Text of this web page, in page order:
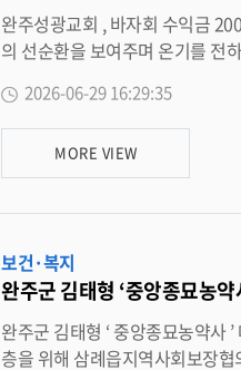
완주성광교회 , 바자회 수익금 200 만 원 기탁 용진읍에 전달 … “ 저소득 취약계층 맞춤 사업 사용 ” 완주성광교회가 지역 사회를 향한 나눔
의 선순환을 보여주며 온기를 전하고 있다 . 완주성광교회는 지난 24 일 용진읍 행정복지센터를 찾아 이웃돕기
익이 지역의 소외계층을 돕는 복지 재원으로 다시 환원되는 구조다 .
이웃을 위해 지갑을 열어준 교민들과 주민들의 정성에 감동했다 ” 며 “ 이
를 전했다 . 설선호 용진읍장은 “ 성광교회와 주민들이 함께 만들어낸 이 따뜻한 에너지가 용진읍 복지 사각지대를 촘촘하게 메우는 큰 힘이
될 것 ” 이라며 감사 인사를 전했다 . 이날 기탁된 성금은 전북사회복지공동모금회를 거쳐 용진읍의 저소득 취약계층 맞춤형 지원 사업에 사
2026-06-29 16:29:35
MORE VIEW
보건·복지
완주군 김태형 ‘중앙종묘농
완주군 김태형 ‘ 중앙종묘농약사 ’ 대표 , 물품 기탁 100 만 원 상당 삼례읍에 전달 완주군 삼례읍 중앙종묘농약사 김태형 대표가 관내 취약계
층을 위해 삼례읍지역사회보장협의체 ( 공동위원장 오상영 , 임동빈 ) 가 운영하는 ‘ 한냇물 나눔가게 ’ 에 100 만 원 상당의